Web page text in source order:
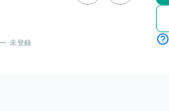
未登録